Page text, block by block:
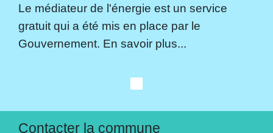
Le médiateur de l'énergie est un service
gratuit qui a été mis en place par le
Gouvernement. En savoir plus...
Contacter la commune